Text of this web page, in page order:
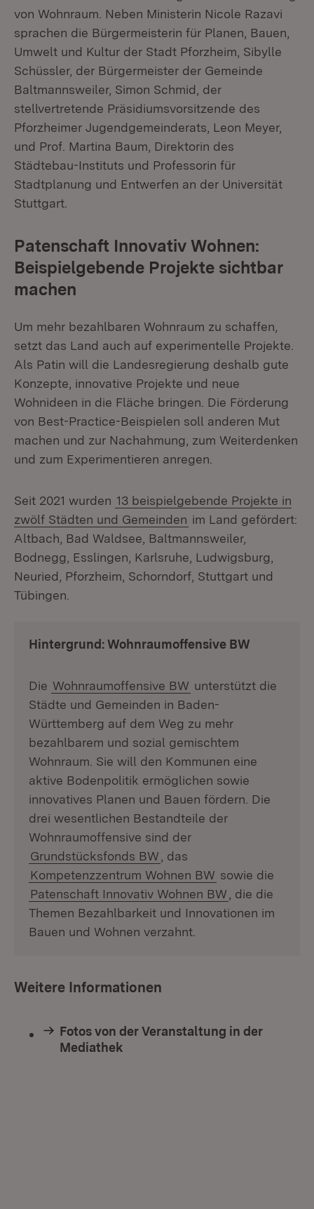
von Wohnraum. Neben Ministerin Nicole Razavi
sprachen die Bürgermeisterin für Planen, Bauen,
Umwelt und Kultur der Stadt Pforzheim, Sibylle
Schüssler, der Bürgermeister der Gemeinde
Baltmannsweiler, Simon Schmid, der
stellvertretende Präsidiumsvorsitzende des
Pforzheimer Jugendgemeinderats, Leon Meyer,
und Prof. Martina Baum, Direktorin des
Städtebau-Instituts und Professorin für
Stadtplanung und Entwerfen an der Universität
Stuttgart.
Patenschaft Innovativ Wohnen:
Beispielgebende Projekte sichtbar
machen
Um mehr bezahlbaren Wohnraum zu schaffen,
setzt das Land auch auf experimentelle Projekte.
Als Patin will die Landesregierung deshalb gute
Konzepte, innovative Projekte und neue
Wohnideen in die Fläche bringen. Die Förderung
von Best-Practice-Beispielen soll anderen Mut
machen und zur Nachahmung, zum Weiterdenken
und zum Experimentieren anregen.
Seit 2021 wurden 13 beispielgebende Projekte in
zwölf Städten und Gemeinden im Land gefördert:
Altbach, Bad Waldsee, Baltmannsweiler,
Bodnegg, Esslingen, Karlsruhe, Ludwigsburg,
Neuried, Pforzheim, Schorndorf, Stuttgart und
Tübingen.
Hintergrund: Wohnraumoffensive BW
Die Wohnraumoffensive BW unterstützt die
Städte und Gemeinden in Baden-
Württemberg auf dem Weg zu mehr
bezahlbarem und sozial gemischtem
Wohnraum. Sie will den Kommunen eine
aktive Bodenpolitik ermöglichen sowie
innovatives Planen und Bauen fördern. Die
drei wesentlichen Bestandteile der
Wohnraumoffensive sind der
Grundstücksfonds BW
, das
Kompetenzzentrum Wohnen BW sowie die
Patenschaft Innovativ Wohnen BW
, die die
Themen Bezahlbarkeit und Innovationen im
Bauen und Wohnen verzahnt.
Weitere Informationen
Fotos von der Veranstaltung in der
Mediathek